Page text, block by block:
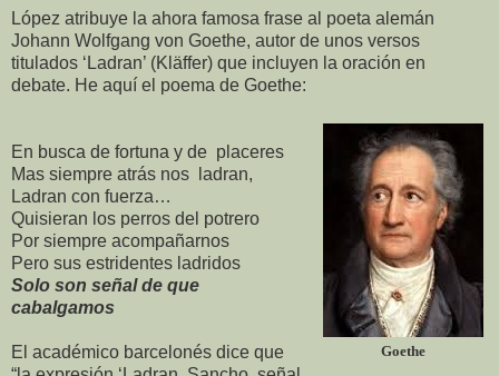
López atribuye la ahora famosa frase al poeta alemán
Johann Wolfgang von Goethe, autor de unos versos
titulados ‘Ladran’ (Kläffer) que incluyen la oración en
debate. He aquí el poema de Goethe:
Goethe
En busca de fortuna y de placeres
Mas siempre atrás nos ladran,
Ladran con fuerza…
Quisieran los perros del potrero
Por siempre acompañarnos
Pero sus estridentes ladridos
Solo son señal de que
cabalgamos
El académico barcelonés dice que